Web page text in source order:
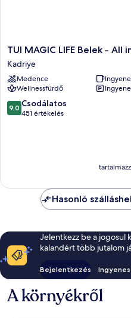
TUI
MAGIC
LIFE
Belek
-
All
inclusive
TUI MAGIC LIFE Belek - All
Kadriye
Medence
Wellnessfürdő
9.0
ennyiből:
9,0 Csodálatos
451 értékelés
Hasonló
Jelentkezz be a jogosul
kalandért több jutalom
Bejelentkezés
A környékről